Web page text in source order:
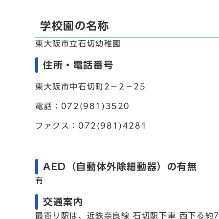
学校園の名称
東大阪市立石切幼稚園
住所・電話番号
東大阪市中石切町2－2－25
電話：072(981)3520
ファクス：072(981)4281
AED（自動体外除細動器）の有無
有
交通案内
最寄り駅は、近鉄奈良線 石切駅下車 西下る約